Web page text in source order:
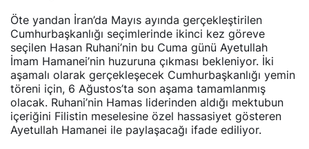
Öte yandan İran’da Mayıs ayında gerçekleştirilen
Cumhurbaşkanlığı seçimlerinde ikinci kez göreve
seçilen Hasan Ruhani’nin bu Cuma günü Ayetullah
İmam Hamanei’nin huzuruna çıkması bekleniyor. İki
aşamalı olarak gerçekleşecek Cumhurbaşkanlığı yemin
töreni için, 6 Ağustos’ta son aşama tamamlanmış
olacak. Ruhani’nin Hamas liderinden aldığı mektubun
içeriğini Filistin meselesine özel hassasiyet gösteren
Ayetullah Hamanei ile paylaşacağı ifade ediliyor.